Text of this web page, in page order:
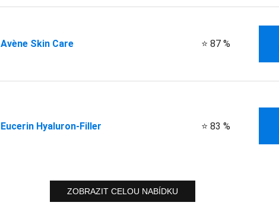
Avène Skin Care ⭐ 87 %
Eucerin Hyaluron-Filler ⭐ 83 %
ZOBRAZIT CELOU NABÍDKU